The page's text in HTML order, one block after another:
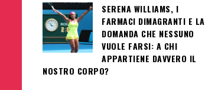
SERENA WILLIAMS, I
FARMACI DIMAGRANTI E LA
DOMANDA CHE NESSUNO
VUOLE FARSI: A CHI
APPARTIENE DAVVERO IL
NOSTRO CORPO?